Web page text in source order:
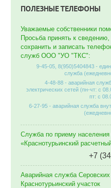
ПОЛЕЗНЫЕ ТЕЛЕФОНЫ
Уважаемые собственники
Просьба принять к
сохранить и записать
служб ООО "УО "ТКС":
9-45-05, 8(950)5404843 -
служба
4-48-88 - аварийная
электрических сетей (пн-чт: с
пт: с
6-27-95 - аварийная служба
Служба по приему
«Краснотурьинский
+7
Аварийная служба Серовских
Краснотурьинский участок